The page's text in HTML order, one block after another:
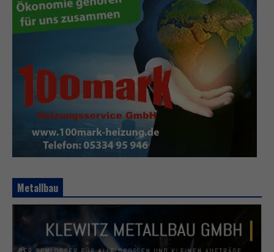
Metallbau